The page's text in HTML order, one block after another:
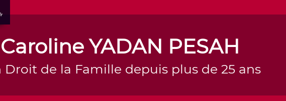
YADAN PESAH
Droit de la Famille depuis plus de 25 ans